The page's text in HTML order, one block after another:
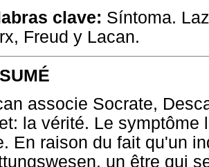
clave: Síntoma.
Freud y Lacan.
associe Socrate,
la vérité. Le symptôme
En raison du fait qu'un
un être qui